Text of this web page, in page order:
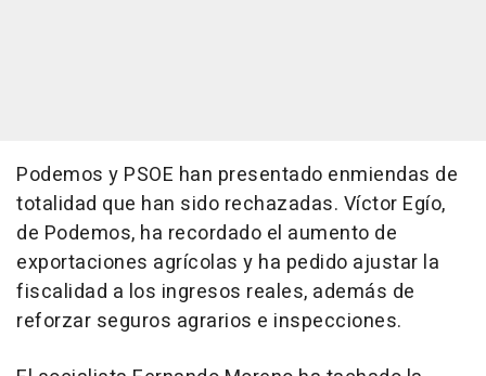
Podemos y PSOE han presentado enmiendas de
totalidad que han sido rechazadas. Víctor Egío,
de Podemos, ha recordado el aumento de
exportaciones agrícolas y ha pedido ajustar la
fiscalidad a los ingresos reales, además de
reforzar seguros agrarios e inspecciones.